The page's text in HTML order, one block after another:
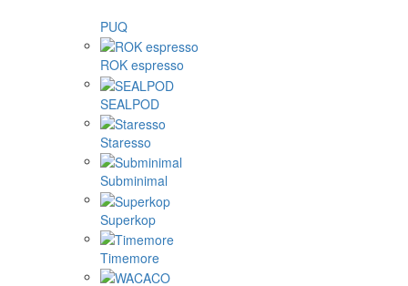
PUQ
ROK espresso
SEALPOD
Staresso
Subminimal
Superkop
Timemore